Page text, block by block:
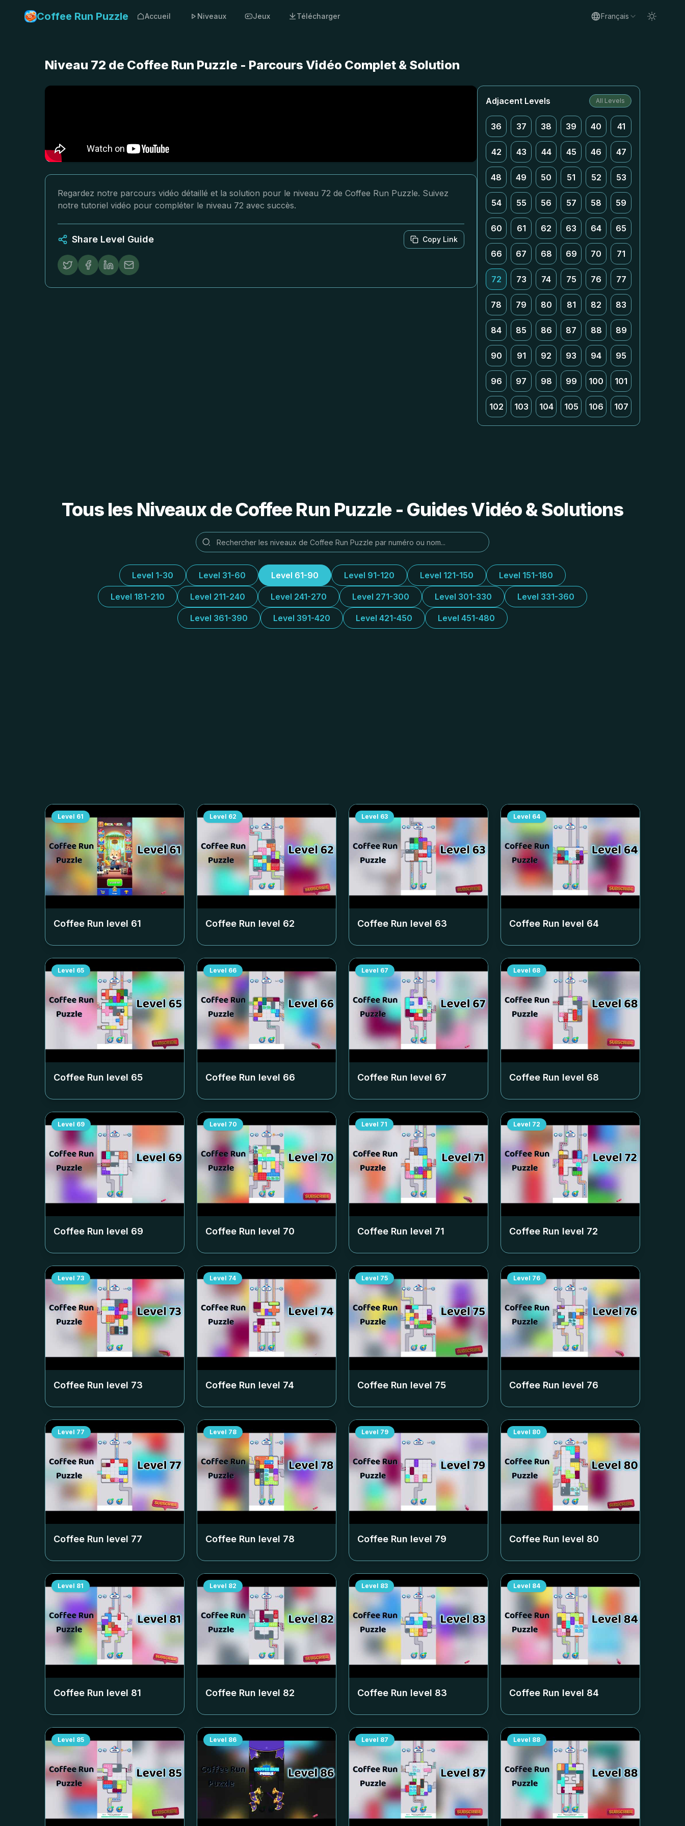
Coffee Run Puzzle Accueil Niveaux Jeux Télécharger Français
Niveau 72 de Coffee Run Puzzle - Parcours Vidéo Complet & Solution
Regardez notre parcours vidéo détaillé et la solution pour le niveau 72 de Coffee Run Puzzle. Suivez
notre tutoriel vidéo pour compléter le niveau 72 avec succès.
Share Level Guide Copy Link
Adjacent Levels All Levels
36 37 38 39 40 41
42 43 44 45 46 47
48 49 50 51 52 53
54 55 56 57 58 59
60 61 62 63 64 65
66 67 68 69 70 71
72 73 74 75 76 77
78 79 80 81 82 83
84 85 86 87 88 89
90 91 92 93 94 95
96 97 98 99 100 101
102 103 104 105 106 107
Tous les Niveaux de Coffee Run Puzzle - Guides Vidéo & Solutions
Level 1-30 Level 31-60 Level 61-90 Level 91-120 Level 121-150 Level 151-180
Level 181-210 Level 211-240 Level 241-270 Level 271-300 Level 301-330 Level 331-360
Level 361-390 Level 391-420 Level 421-450 Level 451-480
Level 61
Coffee Run level 61
Level 62
Coffee Run level 62
Level 63
Coffee Run level 63
Level 64
Coffee Run level 64
Level 65
Coffee Run level 65
Level 66
Coffee Run level 66
Level 67
Coffee Run level 67
Level 68
Coffee Run level 68
Level 69
Coffee Run level 69
Level 70
Coffee Run level 70
Level 71
Coffee Run level 71
Level 72
Coffee Run level 72
Level 73
Coffee Run level 73
Level 74
Coffee Run level 74
Level 75
Coffee Run level 75
Level 76
Coffee Run level 76
Level 77
Coffee Run level 77
Level 78
Coffee Run level 78
Level 79
Coffee Run level 79
Level 80
Coffee Run level 80
Level 81
Coffee Run level 81
Level 82
Coffee Run level 82
Level 83
Coffee Run level 83
Level 84
Coffee Run level 84
Level 85 Level 86 Level 87 Level 88